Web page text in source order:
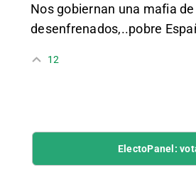
Nos gobiernan una mafia
desenfrenados,..pobre
12
ElectoPanel: